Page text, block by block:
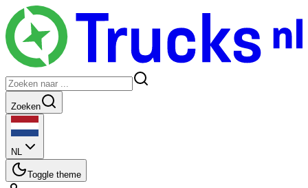
Zoeken
NL
Toggle theme